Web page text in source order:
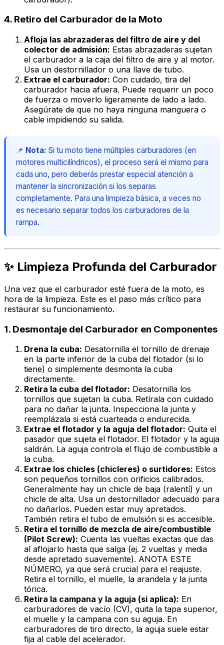
4. Retiro del Carburador de la Moto
Afloja las abrazaderas del filtro de aire y del
colector de admisión: Estas abrazaderas sujetan
el carburador a la caja del filtro de aire y al motor.
Usa un destornillador o una llave de tubo.
Extrae el carburador: Con cuidado, tira del
carburador hacia afuera. Puede requerir un poco
de fuerza o moverlo ligeramente de lado a lado.
Asegúrate de que no haya ninguna manguera o
cable impidiendo su salida.
📌 Nota: Si tu moto tiene múltiples carburadores (en
motores multicilíndricos), el proceso será el mismo para
cada uno, pero deberás prestar especial atención a
mantener la sincronización si los separas
completamente. Para una limpieza básica, a veces no
es necesario separar todos los carburadores de la
rampa.
✨ Limpieza Profunda del Carburador
Una vez que el carburador esté fuera de la moto, es
hora de la limpieza. Este es el paso más crítico para
restaurar su funcionamiento.
1. Desmontaje del Carburador en Componentes
Drena la cuba: Desatornilla el tornillo de drenaje
en la parte inferior de la cuba del flotador (si lo
tiene) o simplemente desmonta la cuba
directamente.
Retira la cuba del flotador: Desatornilla los
tornillos que sujetan la cuba. Retírala con cuidado
para no dañar la junta. Inspecciona la junta y
reemplázala si está cuarteada o endurecida.
Extrae el flotador y la aguja del flotador: Quita el
pasador que sujeta el flotador. El flotador y la aguja
saldrán. La aguja controla el flujo de combustible a
la cuba.
Extrae los chicles (chicleres) o surtidores: Estos
son pequeños tornillos con orificios calibrados.
Generalmente hay un chicle de baja (ralentí) y un
chicle de alta. Usa un destornillador adecuado para
no dañarlos. Pueden estar muy apretados.
También retira el tubo de emulsión si es accesible.
Retira el tornillo de mezcla de aire/combustible
(Pilot Screw): Cuenta las vueltas exactas que das
al aflojarlo hasta que salga (ej. 2 vueltas y media
desde apretado suavemente). ANOTA ESTE
NÚMERO, ya que será crucial para el reajuste.
Retira el tornillo, el muelle, la arandela y la junta
tórica.
Retira la campana y la aguja (si aplica): En
carburadores de vacío (CV), quita la tapa superior,
el muelle y la campana con su aguja. En
carburadores de tiro directo, la aguja suele estar
fija al cable del acelerador.